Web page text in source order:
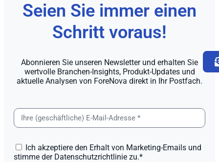
Seien Sie immer einen
Schritt voraus!
Abonnieren Sie unseren Newsletter und erhalten Sie
wertvolle Branchen-Insights, Produkt-Updates und
aktuelle Analysen von ForeNova direkt in Ihr Postfach.
Ich akzeptiere den Erhalt von Marketing-Emails und
stimme der Datenschutzrichtlinie zu.*